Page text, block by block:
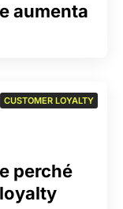
aumenta
perché
CUSTOMER LOYALTY